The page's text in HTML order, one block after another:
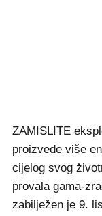
ZAMISLITE
proizvede više
cijelog svog
provala gama-
zabilježen je 9.